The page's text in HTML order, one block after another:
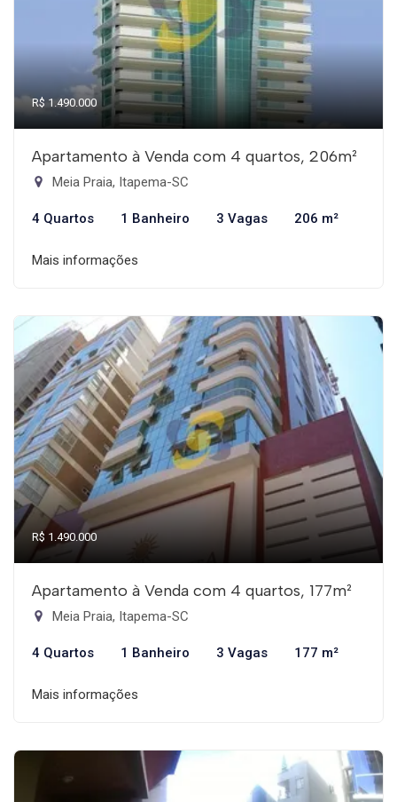
R$ 1.490.000
Apartamento à Venda com 4 quartos, 206m²
Meia Praia, Itapema-SC
4 Quartos 1 Banheiro 3 Vagas 206 m²
Mais informações
R$ 1.490.000
Apartamento à Venda com 4 quartos, 177m²
Meia Praia, Itapema-SC
4 Quartos 1 Banheiro 3 Vagas 177 m²
Mais informações